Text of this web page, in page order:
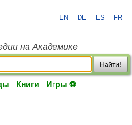
EN DE ES FR
на Академике
Найти!
Книги Игры ⚽